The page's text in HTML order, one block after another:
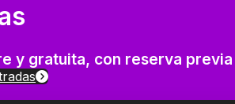
y gratuita, con reserva